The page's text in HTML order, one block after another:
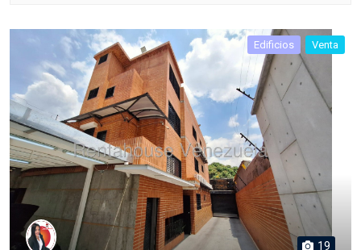
Edificios Venta
19